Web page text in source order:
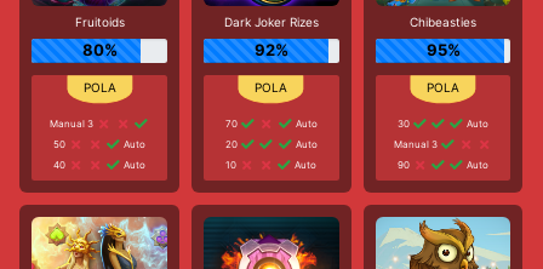
Fruitoids
80%
Manual 3
50
Auto
40
Auto
Dark Joker Rizes
92%
70
Auto
20
Auto
10
Auto
Chibeasties
95%
30
Auto
Manual 3
90
Auto